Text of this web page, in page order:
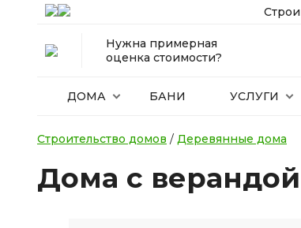
Нужна примерная
оценка стоимости?
ДОМА БАНИ УСЛУГИ
Строительство домов / Деревянные дома
Дома с